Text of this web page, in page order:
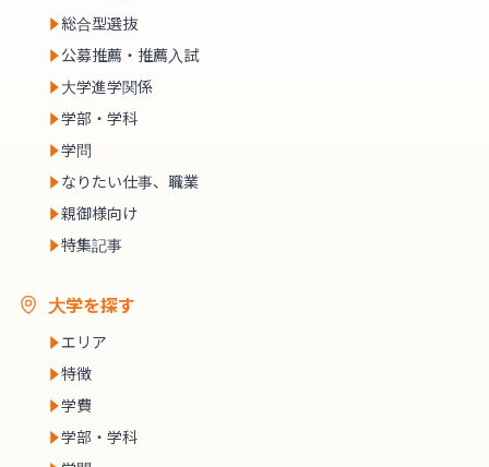
総合型選抜
公募推薦・推薦入試
大学進学関係
学部・学科
学問
なりたい仕事、職業
親御様向け
特集記事
大学を探す
エリア
特徴
学費
学部・学科